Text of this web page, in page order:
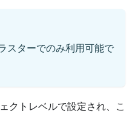
スターでのみ利用可能で
クトレベルで設定され、こ